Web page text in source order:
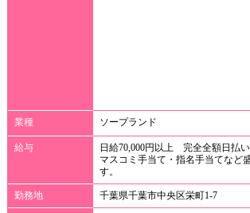
業種 ソープランド
給与
日給70,000円以上 完全全額日払い
マスコミ手当て・指名手当てなど
す。
勤務地 千葉県千葉市中央区栄町1-7